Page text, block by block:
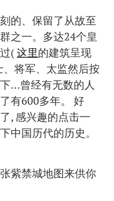
的、保留了从故至
之一。多达24个皇
(这里的建筑呈现
将军、太监然后按
…曾经有无数的人
有600多年。 好
, 感兴趣的点击一
中国历代的历史。
紫禁城地图来供你